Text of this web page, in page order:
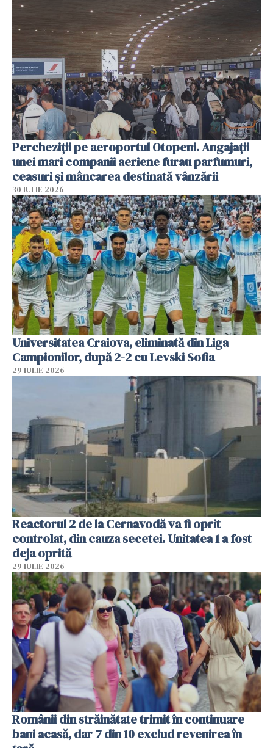
Percheziții pe aeroportul Otopeni. Angajații
unei mari companii aeriene furau parfumuri,
ceasuri și mâncarea destinată vânzării
30 IULIE 2026
Universitatea Craiova, eliminată din Liga
Campionilor, după 2-2 cu Levski Sofia
29 IULIE 2026
Reactorul 2 de la Cernavodă va fi oprit
controlat, din cauza secetei. Unitatea 1 a fost
deja oprită
29 IULIE 2026
Românii din străinătate trimit în continuare
bani acasă, dar 7 din 10 exclud revenirea în